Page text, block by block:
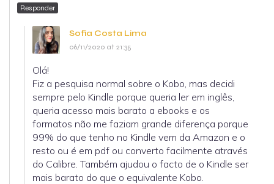
Responder
Sofia Costa Lima
06/11/2020 at 21:35
Olá!
Fiz a pesquisa normal sobre o Kobo, mas decidi
sempre pelo Kindle porque queria ler em inglês,
queria acesso mais barato a ebooks e os
formatos não me faziam grande diferença porque
99% do que tenho no Kindle vem da Amazon e o
resto ou é em pdf ou converto facilmente através
do Calibre. Também ajudou o facto de o Kindle ser
mais barato do que o equivalente Kobo.